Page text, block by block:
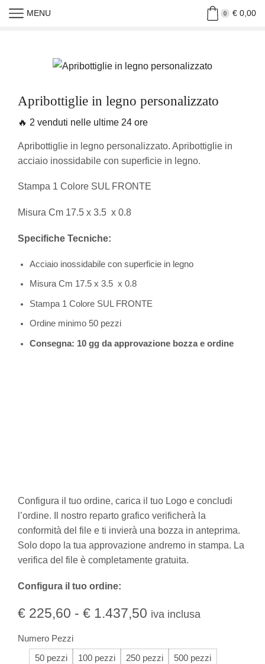
MENU 0 €0,00
Home »Shop Apribottiglie In Legno Personalizzato
Apribottiglie in legno personalizzato
🔥 2 venduti nelle ultime 24 ore
Apribottiglie in legno personalizzato. Apribottiglie in
acciaio inossidabile con superficie in legno.
Stampa 1 Colore SUL FRONTE
Misura Cm 17.5 x 3.5 x 0.8
Specifiche Tecniche:
Acciaio inossidabile con superficie in legno
Misura Cm 17.5 x 3.5 x 0.8
Stampa 1 Colore SUL FRONTE
Ordine minimo 50 pezzi
Consegna: 10 gg da approvazione bozza e ordine
Configura il tuo ordine, carica il tuo Logo e concludi
l’ordine. Il nostro reparto grafico verificherà la
conformità del file e ti invierà una bozza in anteprima.
Solo dopo la tua approvazione andremo in stampa. La
verifica del file è completamente gratuita.
Configura il tuo ordine:
€ 225,60 - € 1.437,50 iva inclusa
Numero Pezzi
50 pezzi 100 pezzi 250 pezzi 500 pezzi